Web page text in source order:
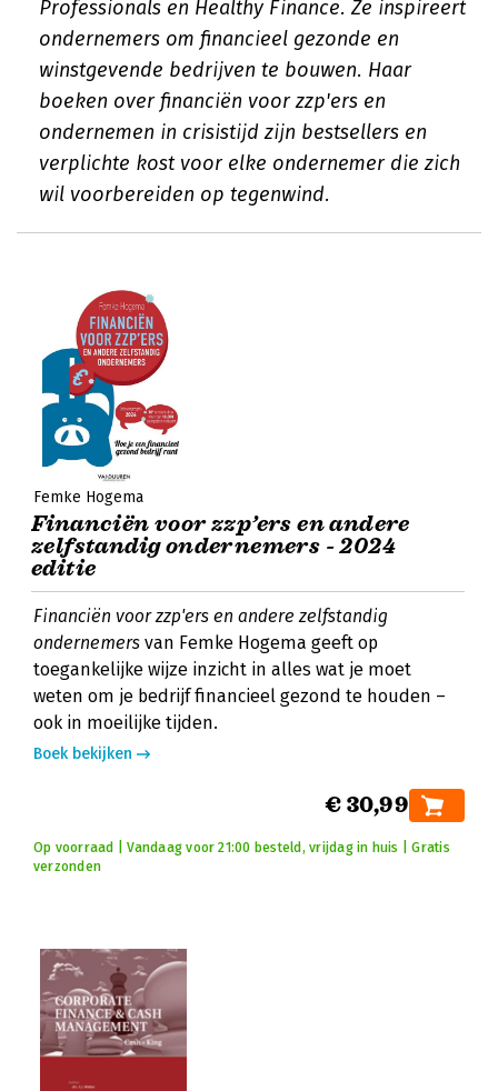
Professionals en Healthy Finance. Ze inspireert
ondernemers om financieel gezonde en
winstgevende bedrijven te bouwen. Haar
boeken over financiën voor zzp'ers en
ondernemen in crisistijd zijn bestsellers en
verplichte kost voor elke ondernemer die zich
wil voorbereiden op tegenwind.
Femke Hogema
Financiën voor zzp’ers en andere
zelfstandig ondernemers - 2024
editie
Financiën voor zzp'ers en andere zelfstandig
ondernemers van Femke Hogema geeft op
toegankelijke wijze inzicht in alles wat je moet
weten om je bedrijf financieel gezond te houden –
ook in moeilijke tijden.
Boek bekijken
€ 30,99
Op voorraad | Vandaag voor 21:00 besteld, vrijdag in huis | Gratis
verzonden